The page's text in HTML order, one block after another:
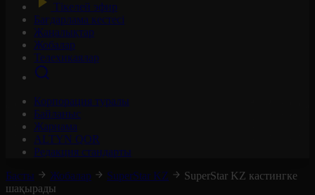
Тікелей эфир
Бағдарлама кестесі
Жаңалықтар
Жобалар
Телехикаялар
Корпорация туралы
Байланыс
Жарнама
ALTYN QOR
Редакция стандарты
Басты
Жобалар SuperStar KZ
SuperStar KZ кастингке
шақырады